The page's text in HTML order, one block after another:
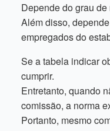
Depende do grau
Além disso,
empregados do
Se a tabela indicar
cumprir.
Entretanto, quando
comissão, a norma
Portanto, mesmo